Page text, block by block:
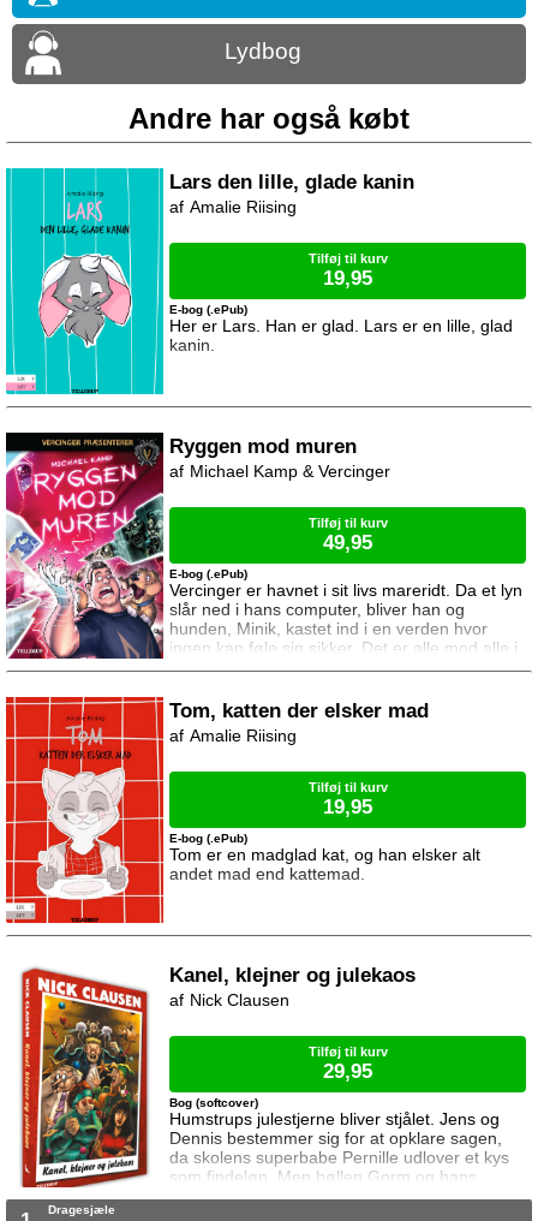
Lydbog
Andre har også købt
Lars den lille, glade kanin
Her er Lars. Han er glad. Lars er en lille, glad
kanin.
E-bog (.ePub)
Amalie Riising
Tilføj til kurv
19,95
Ryggen mod muren
Vercinger er havnet i sit livs mareridt. Da et lyn
slår ned i hans computer, bliver han og
hunden, Minik, kastet ind i en verden hvor
ingen kan føle sig sikker. Det er alle mod alle i
kampen om at få et win. Bliver du elimineret,
automatvåben, vilde eksplosioner og savlende
zombier. Kun én spiller vinder. Vil det lykkes
Vercinger og Minik at nedkæmpe
E-bog (.ePub)
Michael Kamp & Vercinger
Tilføj til kurv
49,95
Tom, katten der elsker mad
Tom er en madglad kat, og han elsker alt
andet mad end kattemad.
E-bog (.ePub)
Amalie Riising
Tilføj til kurv
19,95
Kanel, klejner og julekaos
Humstrups julestjerne bliver stjålet. Jens og
Dennis bestemmer sig for at opklare sagen,
da skolens superbabe Pernille udlover et kys
som findeløn. Men bøllen Gorm og hans
kumpaner gør ikke livet nemt for de to venner.
Bog (softcover)
Nick Clausen
Tilføj til kurv
29,95
Dragesjæle